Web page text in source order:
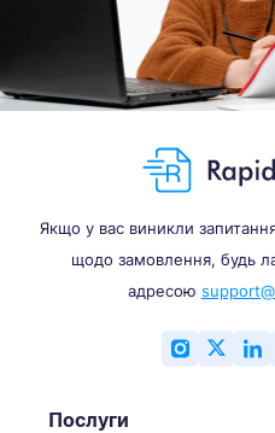
Якщо у вас виникли
щодо замовлення, будь
адресою
Послуги